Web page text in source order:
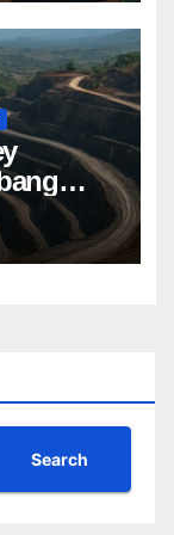
Akurat
Search